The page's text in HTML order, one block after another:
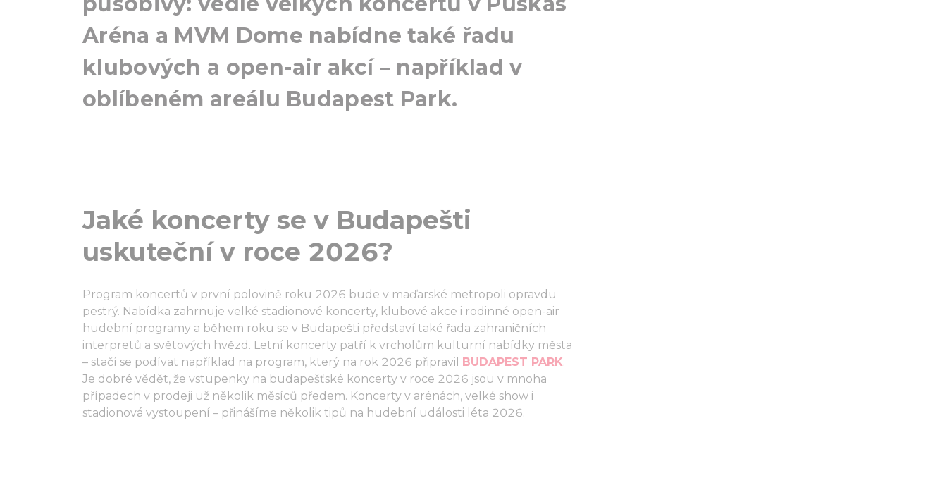
Aréna a MVM Dome nabídne také řadu
klubových a open-air akcí – například v
oblíbeném areálu Budapest Park.
Jaké koncerty se v Budapešti
uskuteční v roce 2026?
Program koncertů v první polovině roku 2026 bude v maďarské metropoli opravdu
pestrý. Nabídka zahrnuje velké stadionové koncerty, klubové akce i rodinné open-air
hudební programy a během roku se v Budapešti představí také řada zahraničních
interpretů a světových hvězd. Letní koncerty patří k vrcholům kulturní nabídky města
– stačí se podívat například na program, který na rok 2026 připravil BUDAPEST PARK.
Je dobré vědět, že vstupenky na budapešťské koncerty v roce 2026 jsou v mnoha
případech v prodeji už několik měsíců předem. Koncerty v arénách, velké show i
stadionová vystoupení – přinášíme několik tipů na hudební události léta 2026.